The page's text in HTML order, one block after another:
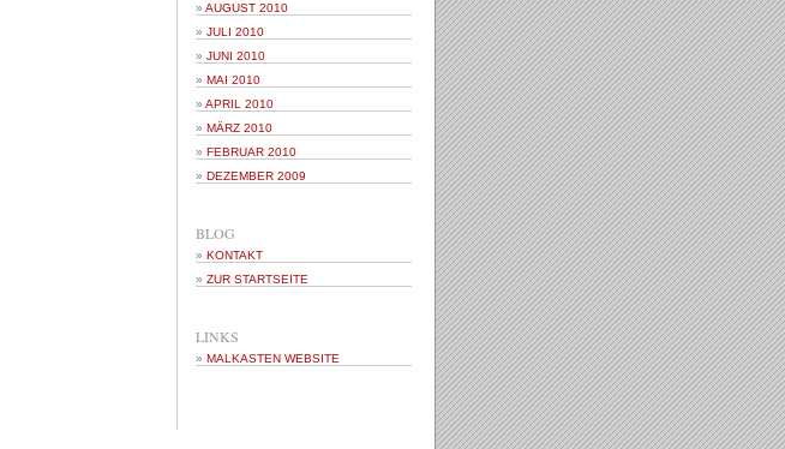
AUGUST 2010
JULI 2010
JUNI 2010
MAI 2010
APRIL 2010
MÄRZ 2010
FEBRUAR 2010
DEZEMBER 2009
BLOG
KONTAKT
ZUR STARTSEITE
LINKS
MALKASTEN WEBSITE